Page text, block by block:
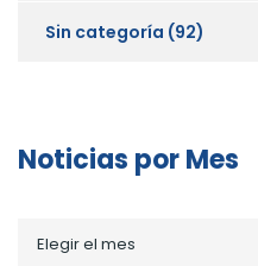
Sin categoría (92)
Noticias por Mes
porElegir el mes